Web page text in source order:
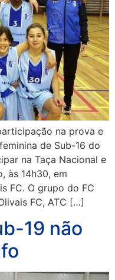
na prova e
de Sub-16 do
na Taça Nacional e
às 14h30, em
FC. O grupo do FC
FC, ATC […]
19 não